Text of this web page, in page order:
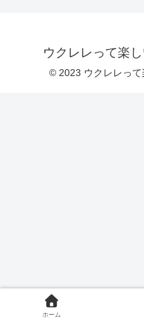
ウクレレって楽
© 2023 ウクレレって
ホーム